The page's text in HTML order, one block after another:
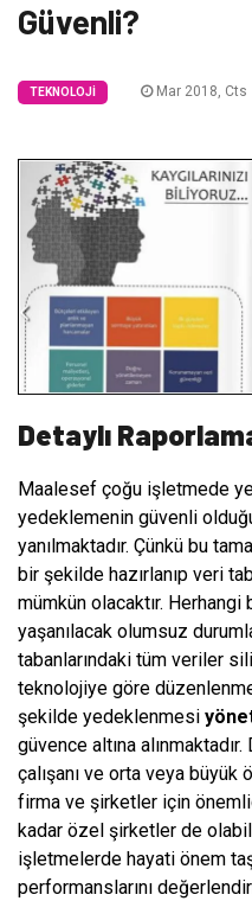
Güvenli?
TEKNOLOJI Mar 2018, Cts
Detaylı
Maalesef çoğu işletmede
yedeklemenin güvenli
yanılmaktadır. Çünkü bu
bir şekilde hazırlanıp veri
mümkün olacaktır.
yaşanılacak olumsuz
tabanlarındaki tüm veriler
teknolojiye göre
şekilde yedeklenmesi
güvence altına
çalışanı ve orta veya büyük
firma ve şirketler için
kadar özel şirketler de
işletmelerde hayati önem
performanslarını